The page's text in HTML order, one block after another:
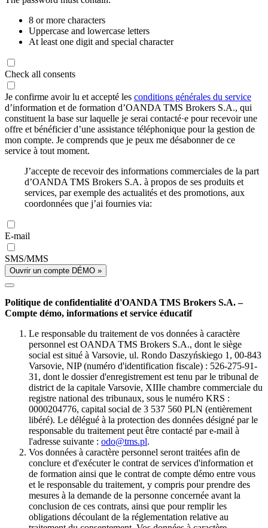
8 or more characters
Uppercase and lowercase letters
At least one digit and special character
Check all consents
Je confirme avoir lu et accepté les conditions générales du service
d’information et de formation d’OANDA TMS Brokers S.A., qui
constituent la base sur laquelle je serai contacté·e pour recevoir une
offre et bénéficier d’une assistance téléphonique pour la gestion de
mon compte. Je comprends que je peux me désabonner de ce
service à tout moment.
J’accepte de recevoir des informations commerciales de la part
d’OANDA TMS Brokers S.A. à propos de ses produits et
services, par exemple des actualités et des promotions, aux
coordonnées que j’ai fournies via:
E-mail
SMS/MMS
Ouvrir un compte DÉMO »
Politique de confidentialité d'OANDA TMS Brokers S.A. –
Compte démo, informations et service éducatif
Le responsable du traitement de vos données à caractère
personnel est OANDA TMS Brokers S.A., dont le siège
social est situé à Varsovie, ul. Rondo Daszyńskiego 1, 00-843
Varsovie, NIP (numéro d'identification fiscale) : 526-275-91-
31, dont le dossier d'enregistrement est tenu par le tribunal de
district de la capitale Varsovie, XIIIe chambre commerciale du
registre national des tribunaux, sous le numéro KRS :
0000204776, capital social de 3 537 560 PLN (entièrement
libéré). Le délégué à la protection des données désigné par le
responsable du traitement peut être contacté par e-mail à
l'adresse suivante : odo@tms.pl.
Vos données à caractère personnel seront traitées afin de
conclure et d'exécuter le contrat de services d'information et
de formation ainsi que le contrat de compte démo entre vous
et le responsable du traitement, y compris pour prendre des
mesures à la demande de la personne concernée avant la
conclusion de ces contrats, ainsi que pour remplir les
obligations découlant de la réglementation relative au